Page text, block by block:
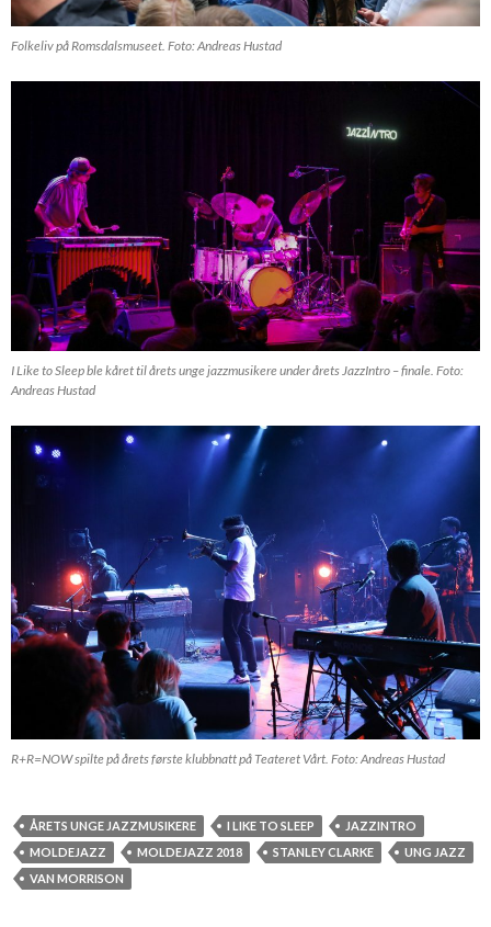
Folkeliv på Romsdalsmuseet. Foto: Andreas Hustad
I Like to Sleep ble kåret til årets unge jazzmusikere under årets JazzIntro – finale. Foto:
Andreas Hustad
R+R=NOW spilte på årets første klubbnatt på Teateret Vårt. Foto: Andreas Hustad
ÅRETS UNGE JAZZMUSIKERE I LIKE TO SLEEP
JAZZINTRO
MOLDEJAZZ
MOLDEJAZZ 2018 STANLEY CLARKE
UNG JAZZ
VAN MORRISON